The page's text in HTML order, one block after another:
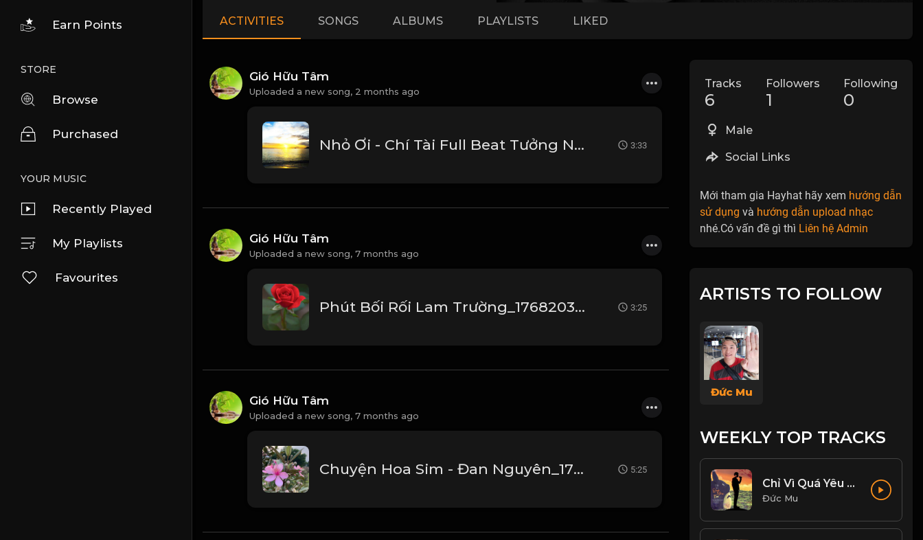
Earn Points
STORE
Browse
Purchased
YOUR MUSIC
Recently Played
My Playlists
Favourites
ACTIVITIES SONGS ALBUMS PLAYLISTS LIKED
Gió Hữu Tâm
Uploaded a new song, 2 months ago
Nhỏ Ơi - Chí Tài Full Beat Tưởng Nhớ Danh Hài Chí Tài_1782008672743 3:33
Gió Hữu Tâm
Uploaded a new song, 7 months ago
Phút Bối Rối Lam Trường_1768203785385 3:25
Gió Hữu Tâm
Uploaded a new song, 7 months ago
Chuyện Hoa Sim - Đan Nguyên_1768202360495 5:25
Tracks
6
Followers
1
Following
0
Male
Social Links
Mới tham gia Hayhat hãy xem hướng dẫn
sử dụng và hướng dẫn upload nhạc
nhé.Có vấn đề gì thì Liên hệ Admin
ARTISTS TO FOLLOW
Đức Mu
WEEKLY TOP TRACKS
Chỉ Vì Quá Yêu Em - Huy Vạc, Tiến Nguyễn Cover
Đức Mu